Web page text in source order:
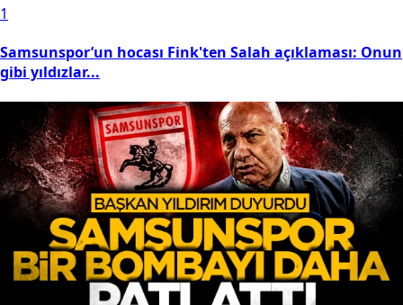
1
Samsunspor’un hocası Fink'ten Salah açıklaması: Onun
gibi yıldızlar...